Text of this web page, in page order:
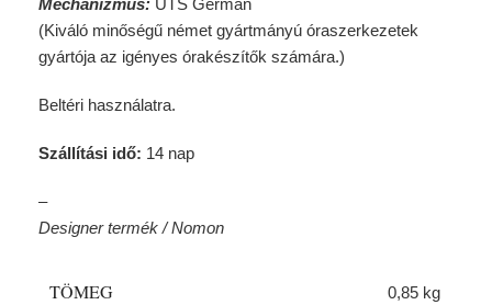
Mechanizmus: UTS German
(Kiváló minőségű német gyártmányú óraszerkezetek
gyártója az igényes órakészítők számára.)
Beltéri használatra.
Szállítási idő: 14 nap
–
Designer termék / Nomon
TÖMEG 0,85 kg